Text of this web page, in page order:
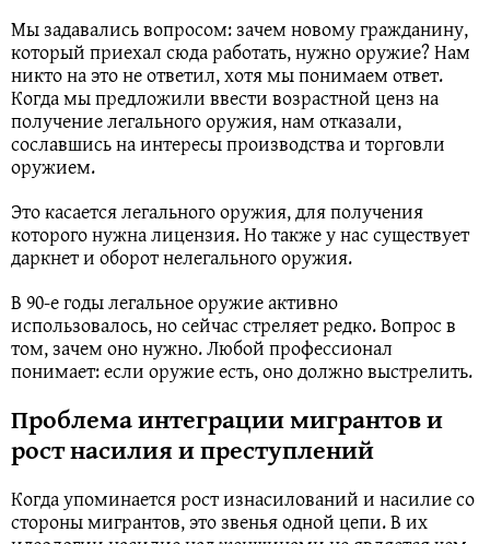
Мы задавались вопросом: зачем новому гражданину,
который приехал сюда работать, нужно оружие? Нам
никто на это не ответил, хотя мы понимаем ответ.
Когда мы предложили ввести возрастной ценз на
получение легального оружия, нам отказали,
сославшись на интересы производства и торговли
оружием.
Это касается легального оружия, для получения
которого нужна лицензия. Но также у нас существует
даркнет и оборот нелегального оружия.
В 90-е годы легальное оружие активно
использовалось, но сейчас стреляет редко. Вопрос в
том, зачем оно нужно. Любой профессионал
понимает: если оружие есть, оно должно выстрелить.
Проблема интеграции мигрантов и
рост насилия и преступлений
Когда упоминается рост изнасилований и насилие со
стороны мигрантов, это звенья одной цепи. В их